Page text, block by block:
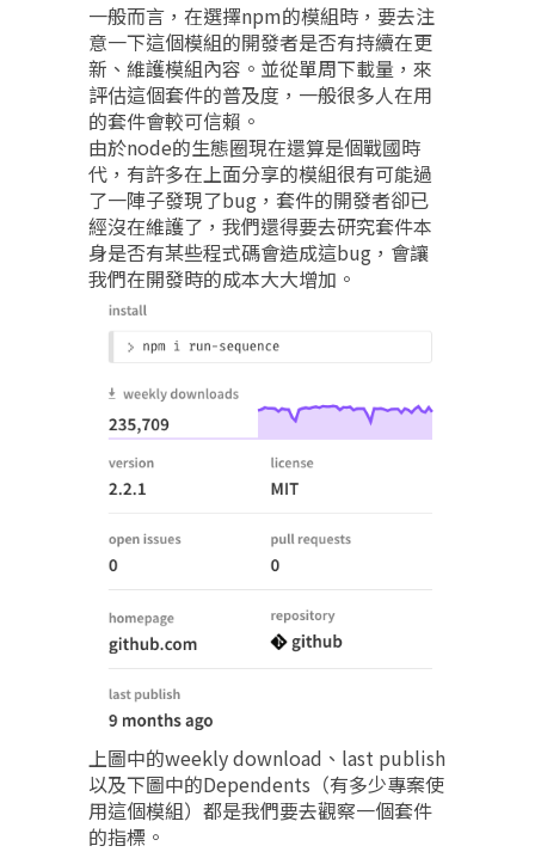
一般而言，在選擇npm的模組時，要去注
意一下這個模組的開發者是否有持續在更
新、維護模組內容。並從單周下載量，來
評估這個套件的普及度，一般很多人在用
的套件會較可信賴。
由於node的生態圈現在還算是個戰國時
代，有許多在上面分享的模組很有可能過
了一陣子發現了bug，套件的開發者卻已
經沒在維護了，我們還得要去研究套件本
身是否有某些程式碼會造成這bug，會讓
我們在開發時的成本大大增加。
上圖中的weekly download、last publish
以及下圖中的Dependents（有多少專案使
用這個模組）都是我們要去觀察一個套件
的指標。